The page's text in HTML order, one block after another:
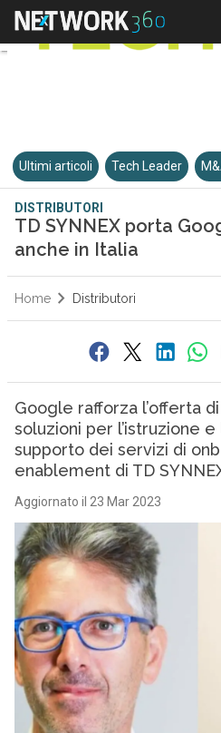
Ultimi articoli Tech Leader
DISTRIBUTORI
TD SYNNEX porta
anche in Italia
Home Distributori
Google rafforza l’offerta
soluzioni per l’istruzione
supporto dei servizi di
enablement di TD
Aggiornato il 23 Mar 2023